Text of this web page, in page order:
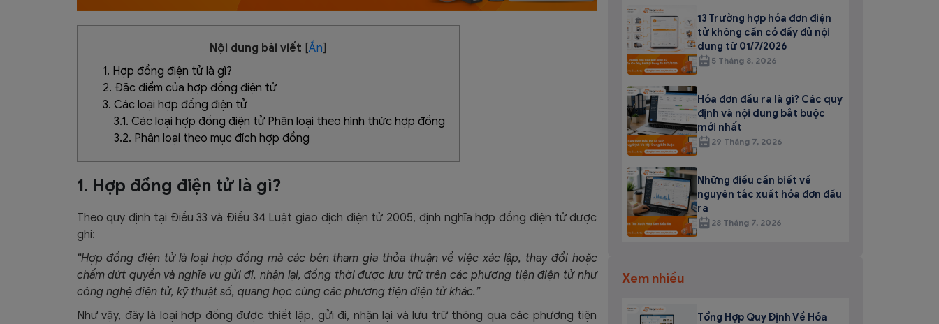
Nội dung bài viết [Ẩn]
1. Hợp đồng điện tử là gì?
2. Đặc điểm của hợp đồng điện tử
3. Các loại hợp đồng điện tử
3.1. Các loại hợp đồng điện tử Phân loại theo hình thức hợp đồng
3.2. Phân loại theo mục đích hợp đồng
1. Hợp đồng điện tử là gì?
Theo quy định tại Điều 33 và Điều 34 Luật giao dịch điện tử 2005, định nghĩa hợp đồng điện tử được
ghi:
“Hợp đồng điện tử là loại hợp đồng mà các bên tham gia thỏa thuận về việc xác lập, thay đổi hoặc
chấm dứt quyền và nghĩa vụ gửi đi, nhận lại, đồng thời được lưu trữ trên các phương tiện điện tử như
công nghệ điện tử, kỹ thuật số, quang học cùng các phương tiện điện tử khác.”
Như vậy, đây là loại hợp đồng được thiết lập, gửi đi, nhận lại và lưu trữ thông qua các phương tiện
13 Trường hợp hóa đơn điện
tử không cần có đầy đủ nội
dung từ 01/7/2026
5 Tháng 8, 2026
Hóa đơn đầu ra là gì? Các quy
định và nội dung bắt buộc
mới nhất
29 Tháng 7, 2026
Những điều cần biết về
nguyên tắc xuất hóa đơn đầu
ra
28 Tháng 7, 2026
Xem nhiều
Tổng Hợp Quy Định Về Hóa